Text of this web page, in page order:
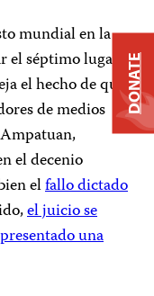
mundial en la
el séptimo lugar en
el hecho de que la
de medios
el decenio
elfallo dictado
el juicio se
una
DONATE